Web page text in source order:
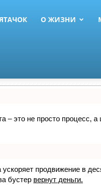
О ЖИЗНИ
– это не просто
ускоряет продвижение в
бустер вернут деньги.